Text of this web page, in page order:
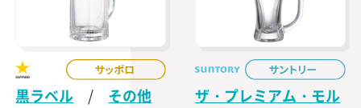
黒ラベル /
その他
ザ・プレミアム・モル